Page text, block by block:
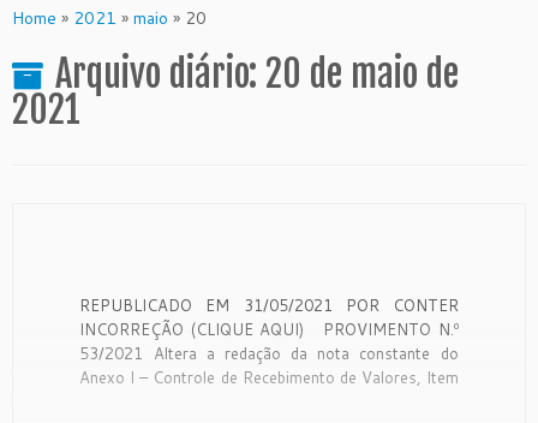
toHome » 2021 » maio » 20
Arquivo diário: 20 de maio de
2021
REPUBLICADO EM 31/05/2021 POR CONTER
INCORREÇÃO (CLIQUE AQUI) PROVIMENTO N.º
53/2021 Altera a redação da nota constante do
Anexo I – Controle de Recebimento de Valores, Item